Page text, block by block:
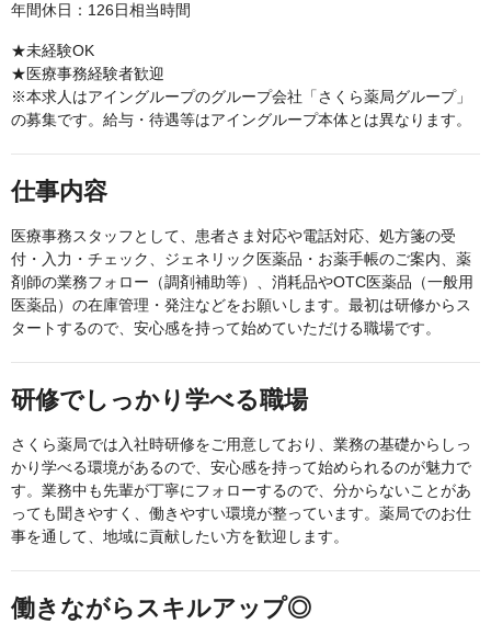
年間休日：126日相当時間
★未経験OK
★医療事務経験者歓迎
※本求人はアイングループのグループ会社「さくら薬局グループ」
の募集です。給与・待遇等はアイングループ本体とは異なります。
仕事内容
医療事務スタッフとして、患者さま対応や電話対応、処方箋の受
付・入力・チェック、ジェネリック医薬品・お薬手帳のご案内、薬
剤師の業務フォロー（調剤補助等）、消耗品やOTC医薬品（一般用
医薬品）の在庫管理・発注などをお願いします。最初は研修からス
タートするので、安心感を持って始めていただける職場です。
研修でしっかり学べる職場
さくら薬局では入社時研修をご用意しており、業務の基礎からしっ
かり学べる環境があるので、安心感を持って始められるのが魅力で
す。業務中も先輩が丁寧にフォローするので、分からないことがあ
っても聞きやすく、働きやすい環境が整っています。薬局でのお仕
事を通して、地域に貢献したい方を歓迎します。
働きながらスキルアップ◎